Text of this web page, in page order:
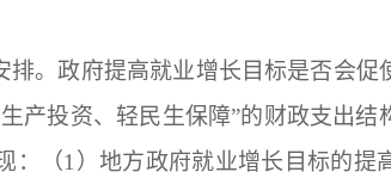
。政府提高就业增长目标是否会促
产投资、轻民生保障”的财政支出结
：（1）地方政府就业增长目标的提